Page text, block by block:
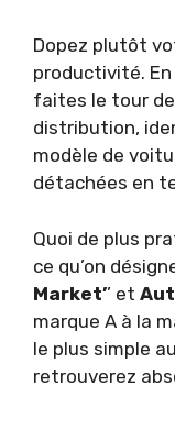
Dopez plutôt
productivité.
faites le tour
distribution,
modèle de
détachées en
Quoi de plus
ce qu’on
Market’’ et
marque A à la
le plus simple
retrouverez